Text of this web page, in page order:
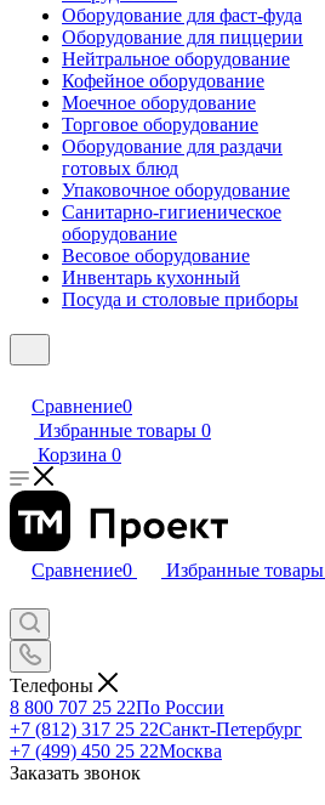
Оборудование для фаст-фуда
Оборудование для пиццерии
Нейтральное оборудование
Кофейное оборудование
Моечное оборудование
Торговое оборудование
Оборудование для раздачи
готовых блюд
Упаковочное оборудование
Санитарно-гигиеническое
оборудование
Весовое оборудование
Инвентарь кухонный
Посуда и столовые приборы
Сравнение0
Избранные товары 0
Корзина 0
Сравнение0 Избранные товары
Телефоны
8 800 707 25 22По России
+7 (812) 317 25 22Санкт-Петербург
+7 (499) 450 25 22Москва
Заказать звонок